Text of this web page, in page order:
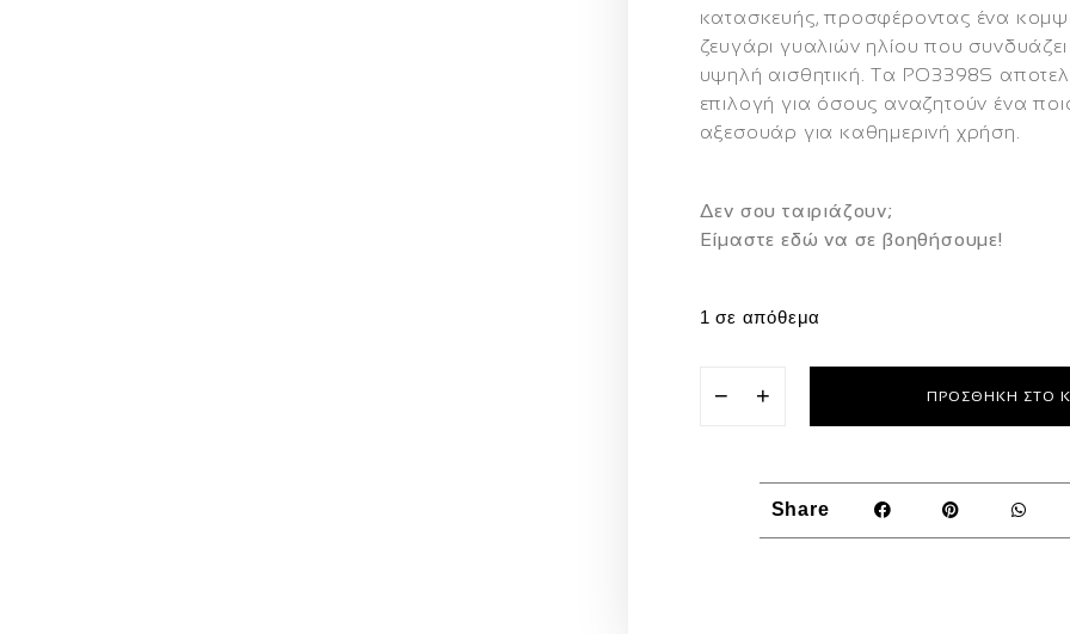
κατασκευής, προσφέροντας ένα
ζευγάρι γυαλιών ηλίου που
υψηλή αισθητική. Τα PO3398S
επιλογή για όσους αναζητούν ένα
αξεσουάρ για καθημερινή χρήση.
Δεν σου ταιριάζουν;
Eίμαστε εδώ να σε βοηθήσουμε!
1 σε απόθεμα
− + ΠΡΟΣΘΉΚΗ ΣΤΟ
Share